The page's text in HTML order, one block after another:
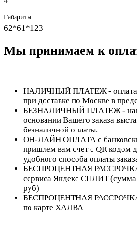
Габариты
62*61*123
Мы принимаем к
НАЛИЧНЫЙ ПЛАТЕЖ - оплата
при доставке по Москве в
БЕЗНАЛИЧНЫЙ ПЛАТЕЖ -
основании Вашего заказа
безналичной оплаты.
ОН-ЛАЙН ОПЛАТА с
пришлем вам счет с QR кодом
удобного способа оплаты
БЕСПРОЦЕНТНАЯ РАССРОЧКА
сервиса Яндекс СПЛИТ (сумма
руб)
БЕСПРОЦЕНТНАЯ РАССРОЧКА
по карте ХАЛВА